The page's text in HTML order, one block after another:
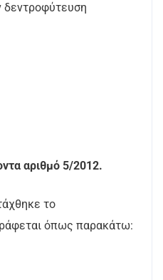
δεντροφύτευση
αριθμό 5/2012.
το
όπως παρακάτω: